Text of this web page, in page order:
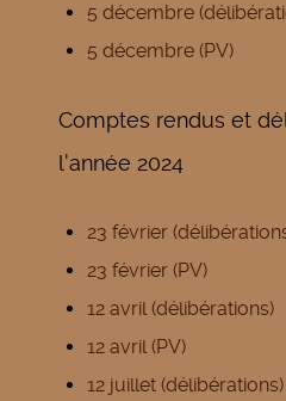
5 décembre
5 décembre (PV)
Comptes rendus et
l'année 2024
23 février
23 février (PV)
12 avril (délibérations)
12 avril (PV)
12 juillet (délibérations)